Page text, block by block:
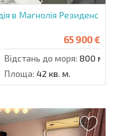
в Магнолія Резиденс
65 900 €
Відстань до моря: 800 м.
Площа: 42 кв. м.